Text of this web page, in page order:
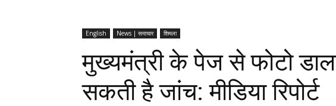
English News | समाचार शिमला
मुख्यमंत्री के पेज से फोटो
सकती है जांच: मीडिया रिपोर्ट